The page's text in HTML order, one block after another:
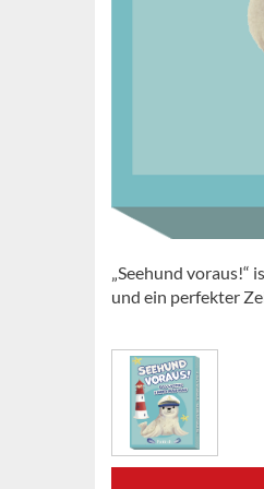
„Seehund voraus!“
und ein perfekter